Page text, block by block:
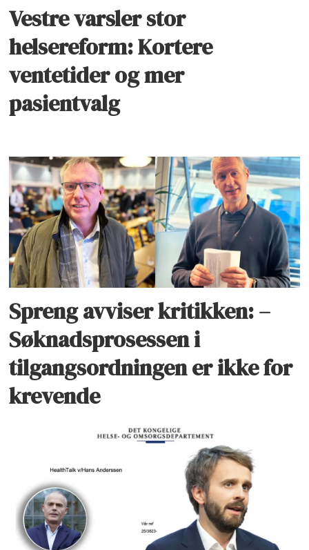
Vestre varsler stor
helsereform: Kortere
ventetider og mer
pasientvalg
Spreng avviser kritikken: –
Søknadsprosessen i
tilgangsordningen er ikke for
krevende